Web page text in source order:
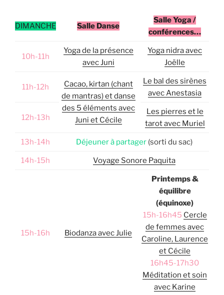
DIMANCHE Salle Danse
Salle Yoga /
conférences…
10h-11h
Yoga de la présence
avec Juni
Yoga nidra avec
Joëlle
11h-12h
Cacao, kirtan (chant
de mantras) et danse
des 5 éléments avec
Juni et Cécile
Le bal des sirènes
avec Anestasia
12h-13h
Les pierres et le
tarot avec Muriel
13h-14h Déjeuner à partager (sorti du sac)
14h-15h Voyage Sonore Paquita
15h-16h Biodanza avec Julie
Printemps &
équilibre
(équinoxe)
15h-16h45 Cercle
de femmes avec
Caroline, Laurence
et Cécile
16h45-17h30
Méditation et soin
avec Karine